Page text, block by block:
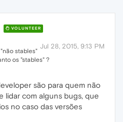
VOLUNTEER
Jul 28, 2015, 9:13 PM
stables"
os "stables" ?
são para quem não
lidar com alguns bugs, que
no caso das versões